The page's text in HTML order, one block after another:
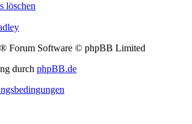
löschen
® Forum Software © phpBB Limited
durch phpBB.de